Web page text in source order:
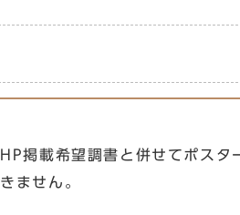
掲載希望調書と併せてポス
ません。